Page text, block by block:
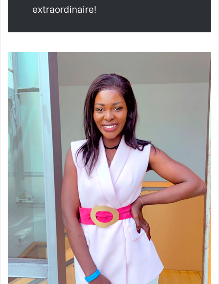
extraordinaire!